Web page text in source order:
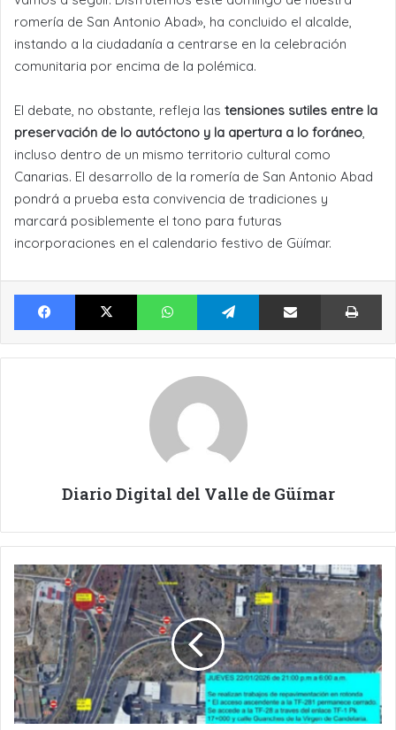
romería de San Antonio Abad», ha concluido el alcalde,
instando a la ciudadanía a centrarse en la celebración
comunitaria por encima de la polémica.
El debate, no obstante, refleja las tensiones sutiles entre la
preservación de lo autóctono y la apertura a lo foráneo,
incluso dentro de un mismo territorio cultural como
Canarias. El desarrollo de la romería de San Antonio Abad
pondrá a prueba esta convivencia de tradiciones y
marcará posiblemente el tono para futuras
incorporaciones en el calendario festivo de Güímar.
Facebook X WhatsApp Telegram Compartir por Email
Diario Digital del Valle de Güímar
ESTA
NOCHE
DEL
JUEVES
AL
VIERNES,
SE
ASFALTA
LA